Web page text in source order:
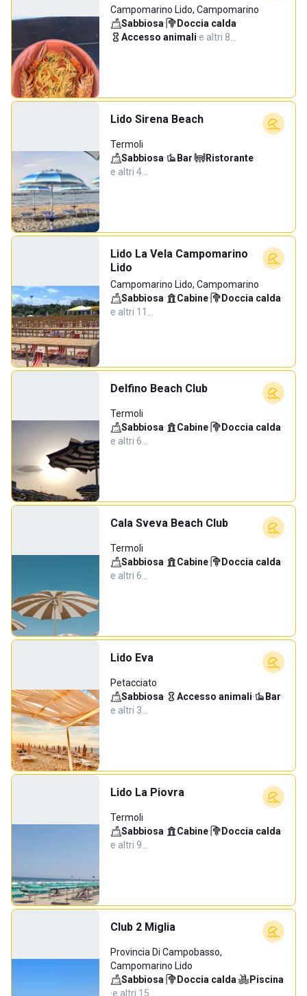
Campomarino Lido, Campomarino
Sabbiosa· Doccia calda·
Accesso animali·e altri 8…
Lido Sirena Beach
Termoli
Sabbiosa· Bar· Ristorante·
e altri 4…
Lido La Vela Campomarino
Lido
Campomarino Lido, Campomarino
Sabbiosa· Cabine· Doccia calda·
e altri 11…
Delfino Beach Club
Termoli
Sabbiosa· Cabine· Doccia calda·
e altri 6…
Cala Sveva Beach Club
Termoli
Sabbiosa· Cabine· Doccia calda·
e altri 6…
Lido Eva
Petacciato
Sabbiosa· Accesso animali· Bar·
e altri 3…
Lido La Piovra
Termoli
Sabbiosa· Cabine· Doccia calda·
e altri 9…
Club 2 Miglia
Provincia Di Campobasso,
Campomarino Lido
Sabbiosa· Doccia calda·
Piscina
·e altri 15…